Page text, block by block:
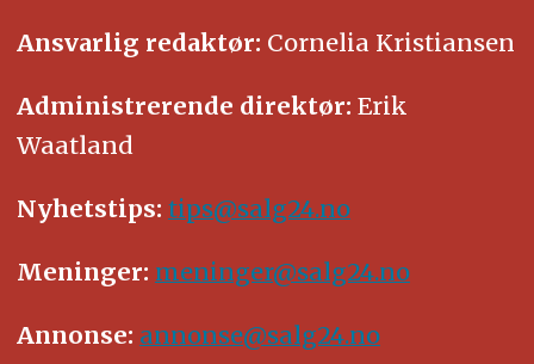
Ansvarlig redaktør: Cornelia Kristiansen
Administrerende direktør: Erik
Waatland
Nyhetstips: tips@salg24.no
Meninger: meninger@salg24.no
Annonse: annonse@salg24.no